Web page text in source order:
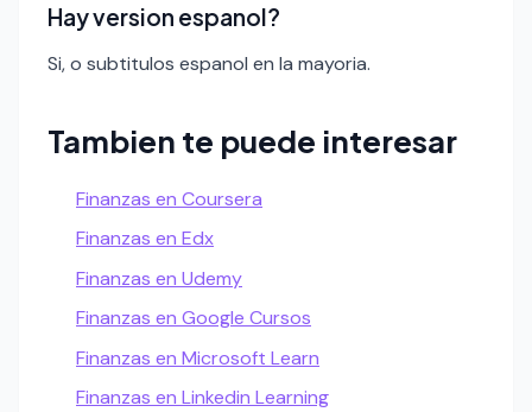
Hay version espanol?
Si, o subtitulos espanol en la mayoria.
Tambien te puede interesar
Finanzas en Coursera
Finanzas en Edx
Finanzas en Udemy
Finanzas en Google Cursos
Finanzas en Microsoft Learn
Finanzas en Linkedin Learning